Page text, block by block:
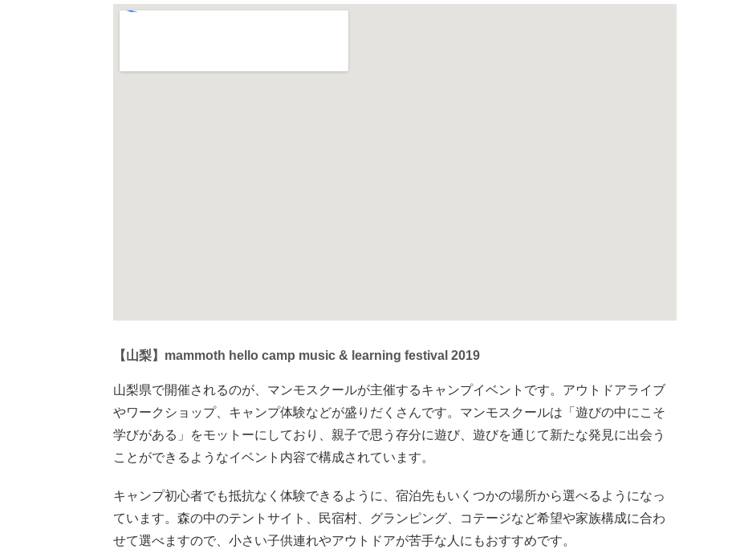
【山梨】mammoth hello camp music & learning festival 2019
山梨県で開催されるのが、マンモスクールが主催するキャンプイベントです。アウトドアライブ
やワークショップ、キャンプ体験などが盛りだくさんです。マンモスクールは「遊びの中にこそ
学びがある」をモットーにしており、親子で思う存分に遊び、遊びを通じて新たな発見に出会う
ことができるようなイベント内容で構成されています。
キャンプ初心者でも抵抗なく体験できるように、宿泊先もいくつかの場所から選べるようになっ
ています。森の中のテントサイト、民宿村、グランピング、コテージなど希望や家族構成に合わ
せて選べますので、小さい子供連れやアウトドアが苦手な人にもおすすめです。